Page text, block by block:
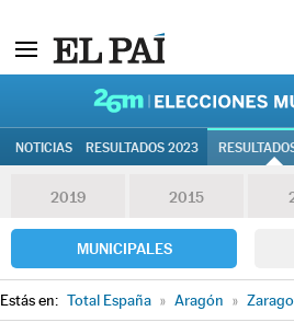
NOTICIAS RESULTADOS 2023
2019 2015
MUNICIPALES
Estás en: Total España » Aragón »